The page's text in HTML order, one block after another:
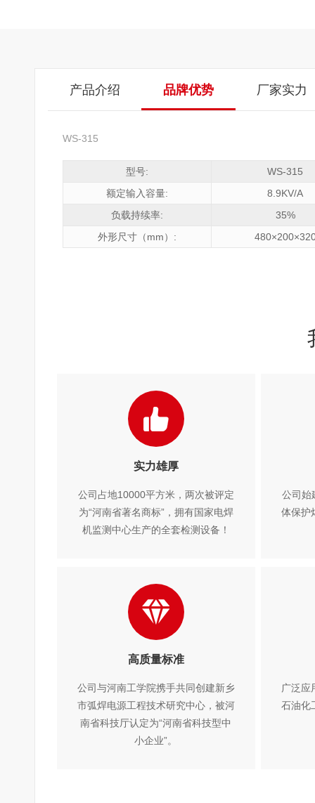
产品介绍 品牌优势 厂家实力
WS-315
型号:
WS-315
额定输入容量:
8.9KV/A
负载持续率:
35%
外形尺寸（mm）:
实力雄厚
公司占地10000平方米，两次被评定
为“河南省著名商标”，拥有国家电焊
机监测中心生产的全套检测设备！
公司始
体保护
高质量标准
公司与河南工学院携手共同创建新乡
市弧焊电源工程技术研究中心，被河
南省科技厅认定为“河南省科技型中
小企业”。
广泛应
石油化